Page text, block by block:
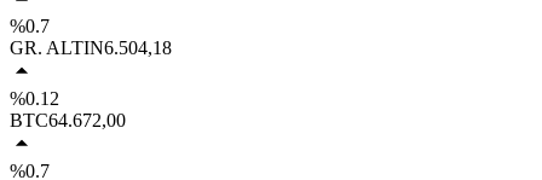
%0.7
GR. ALTIN6.504,18
%0.12
BTC64.672,00
%0.7